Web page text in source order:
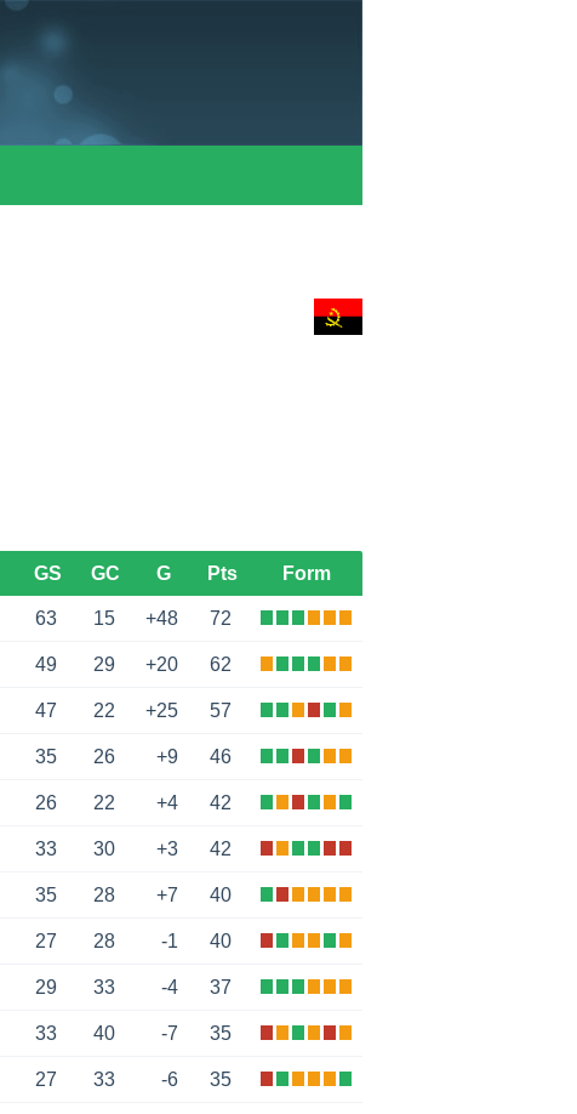
GS GC G Pts Form
63 15 +48 72
49 29 +20 62
47 22 +25 57
35 26 +9 46
26 22 +4 42
33 30 +3 42
35 28 +7 40
27 28 -1 40
29 33 -4 37
33 40 -7 35
27 33 -6 35